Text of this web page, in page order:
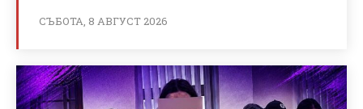
СЪБОТА, 8 АВГУСТ 2026